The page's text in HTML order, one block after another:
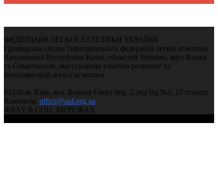
ФЕДЕРАЦІЯ ЛЕГКОЇ АТЛЕТИКИ УКРАЇНИ
Громадська спілка територіальних федерацій легкої атлетики
Автономної Республіки Крим, областей України, міст Києва
та Севастополя, яка створена з метою розвитку та
популяризації легкої атлетики
02140 м. Київ, вул. Бориса Гмирі буд. 2, під’їзд №1, 17 поверх
Контакти: office@uaf.org.ua
ФЛАУ В СОЦ. МЕРЕЖАХ